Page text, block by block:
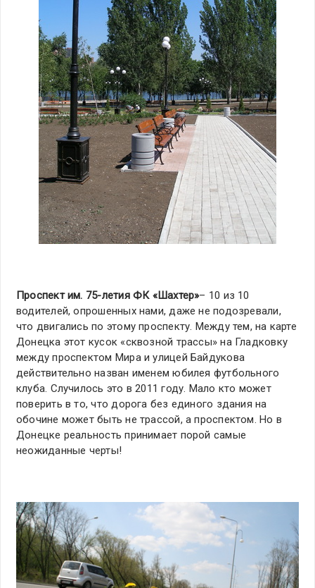
Проспект им. 75-летия ФК «Шахтер»– 10 из 10
водителей, опрошенных нами, даже не подозревали,
что двигались по этому проспекту. Между тем, на карте
Донецка этот кусок «сквозной трассы» на Гладковку
между проспектом Мира и улицей Байдукова
действительно назван именем юбилея футбольного
клуба. Случилось это в 2011 году. Мало кто может
поверить в то, что дорога без единого здания на
обочине может быть не трассой, а проспектом. Но в
Донецке реальность принимает порой самые
неожиданные черты!